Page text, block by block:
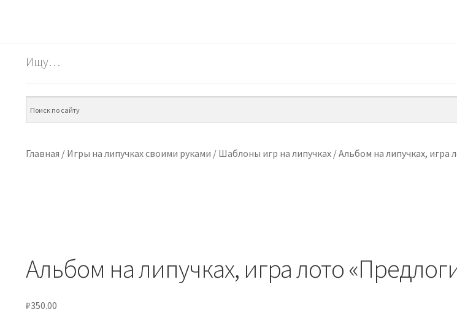
Ищу…
Главная / Игры на липучках своими руками / Шаблоны игр на липучках/Альбом на липучках, игра
Альбом на липучках, игра лото
₽350.00